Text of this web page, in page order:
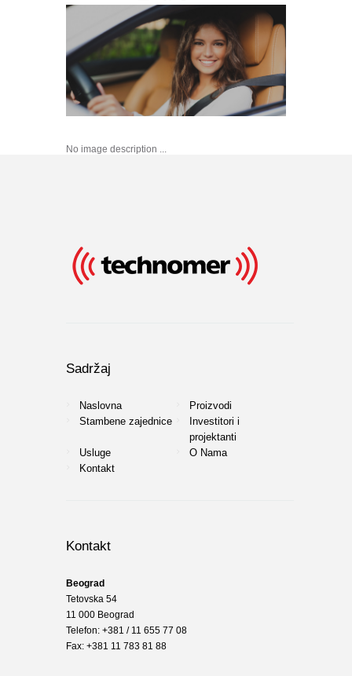
No image description ...
Sadržaj
Naslovna
Proizvodi
Stambene zajednice
Investitori i
projektanti
Usluge
O Nama
Kontakt
Kontakt
Beograd
Tetovska 54
11 000 Beograd
Telefon: +381 / 11 655 77 08
Fax: +381 11 783 81 88